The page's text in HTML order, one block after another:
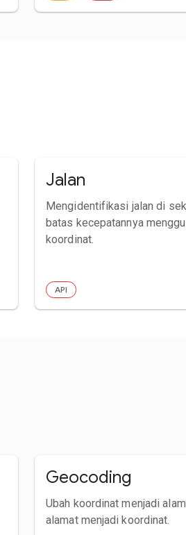
Jalan
Mengidentifikasi jalan di
batas kecepatannya
koordinat.
API
Geocoding
Ubah koordinat menjadi
alamat menjadi koordinat.